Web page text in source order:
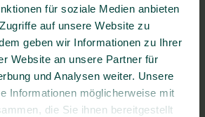
für soziale Medien anbieten
auf unsere Website zu
geben wir Informationen zu Ihrer
Website an unsere Partner für
und Analysen weiter. Unsere
Informationen möglicherweise mit
die Sie ihnen bereitgestellt
Bewerbungsprozess?
teilen